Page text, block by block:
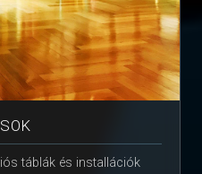
táblák és installációk